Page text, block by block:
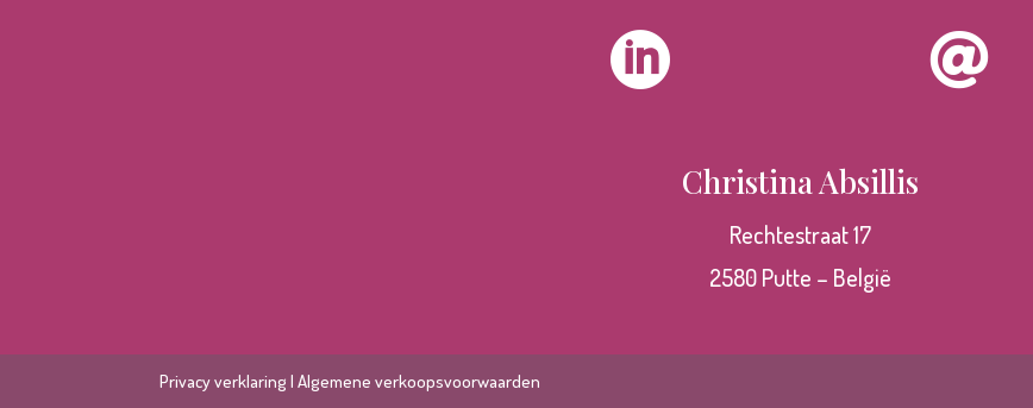
 
Christina Absillis
Rechtestraat 17
2580 Putte – België
Privacy verklaring|Algemene verkoopsvoorwaarden